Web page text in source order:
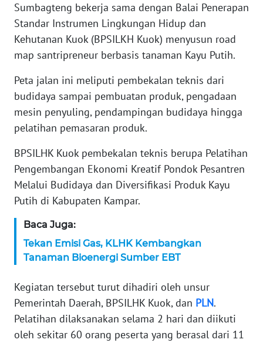
Sumbagteng bekerja sama dengan Balai Penerapan
Standar Instrumen Lingkungan Hidup dan
Kehutanan Kuok (BPSILKH Kuok) menyusun road
map santripreneur berbasis tanaman Kayu Putih.
Peta jalan ini meliputi pembekalan teknis dari
budidaya sampai pembuatan produk, pengadaan
mesin penyuling, pendampingan budidaya hingga
pelatihan pemasaran produk.
BPSILHK Kuok pembekalan teknis berupa Pelatihan
Pengembangan Ekonomi Kreatif Pondok Pesantren
Melalui Budidaya dan Diversifikasi Produk Kayu
Putih di Kabupaten Kampar.
Baca Juga:
Tekan Emisi Gas, KLHK Kembangkan
Tanaman Bioenergi Sumber EBT
Kegiatan tersebut turut dihadiri oleh unsur
Pemerintah Daerah, BPSILHK Kuok, dan PLN.
Pelatihan dilaksanakan selama 2 hari dan diikuti
oleh sekitar 60 orang peserta yang berasal dari 11
WN
BANTEN
NTT
WN
KEPRI
PAPUA
WN
BARAT
WN
RIAU
SERAMBI
WN
JAMBI